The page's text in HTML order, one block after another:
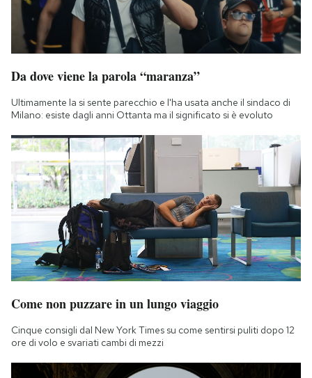
Hai bisogno di aiuto?
Esci
Da dove viene la parola “maranza”
Ultimamente la si sente parecchio e l'ha usata anche il sindaco di
Milano: esiste dagli anni Ottanta ma il significato si è evoluto
Come non puzzare in un lungo viaggio
Cinque consigli dal New York Times su come sentirsi puliti dopo 12
ore di volo e svariati cambi di mezzi